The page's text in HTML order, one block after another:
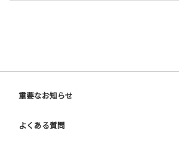
重要なお知らせ
よくある質問